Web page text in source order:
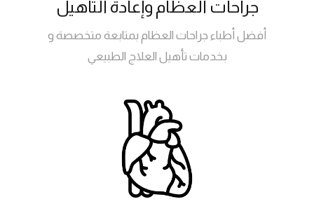
جراحات العظام وإعادة التأهيل
أفضل أطباء جراحات العظام بمتابعة متخصصة و
بخدمات تأهيل العلاج الطبيعي